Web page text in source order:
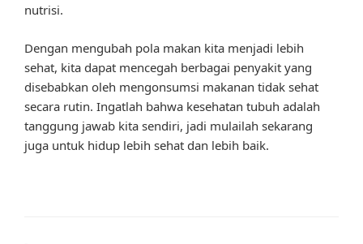
nutrisi.
Dengan mengubah pola makan kita menjadi lebih
sehat, kita dapat mencegah berbagai penyakit yang
disebabkan oleh mengonsumsi makanan tidak sehat
secara rutin. Ingatlah bahwa kesehatan tubuh adalah
tanggung jawab kita sendiri, jadi mulailah sekarang
juga untuk hidup lebih sehat dan lebih baik.